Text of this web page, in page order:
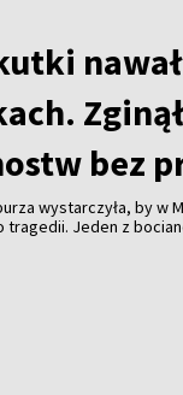
bez
wystarczyła, by w
Jeden z